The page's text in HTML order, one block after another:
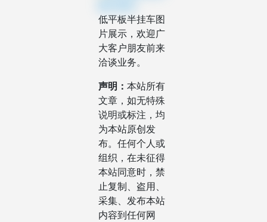
低平板半挂车图
片展示，欢迎广
大客户朋友前来
洽谈业务。
声明： 本站所有
文章，如无特殊
说明或标注，均
为本站原创发
布。任何个人或
组织，在未征得
本站同意时，禁
止复制、盗用、
采集、发布本站
内容到任何网